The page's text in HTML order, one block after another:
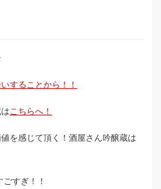
することから！！
こちらへ！
を感じて頂く！酒屋さん吟醸蔵は
ごすぎ！！